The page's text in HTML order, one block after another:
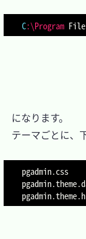
C:\Program
になります。
テーマごとに、
pgadmin.css